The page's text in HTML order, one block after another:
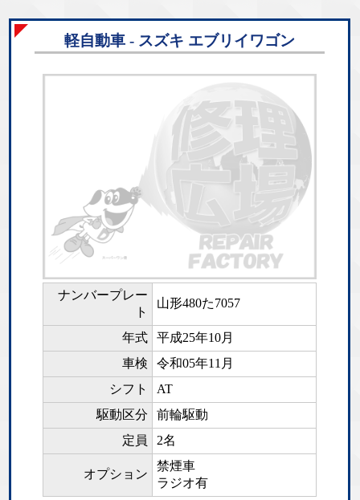
軽自動車 - スズキ エブリイワゴン
ナンバープレー
ト
山形480た7057
年式
平成25年10月
車検
令和05年11月
シフト
AT
駆動区分
前輪駆動
定員
2名
オプション
禁煙車
ラジオ有